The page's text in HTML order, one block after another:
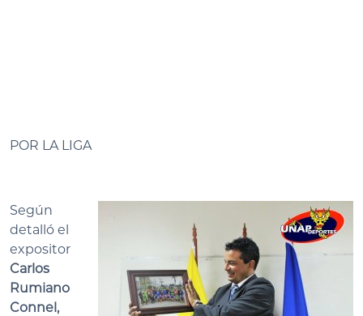
POR LA LIGA
Según
detalló el
expositor
Carlos
Rumiano
Connel,